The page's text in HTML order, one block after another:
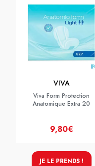
VIVA
Viva Form Protection
Anatomique Extra 20
9,80€
JE LE PRENDS !